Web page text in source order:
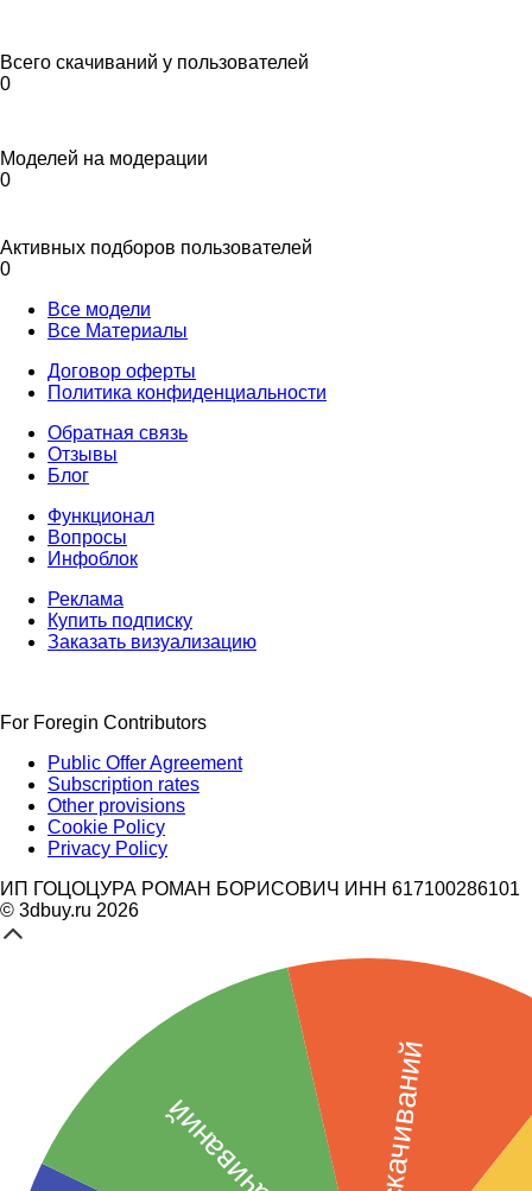
Всего скачиваний у пользователей
0
Моделей на модерации
0
Активных подборов пользователей
0
Все модели
Все Материалы
Договор оферты
Политика конфиденциальности
Обратная связь
Отзывы
Блог
Функционал
Вопросы
Инфоблок
Реклама
Купить подписку
Заказать визуализацию
For Foregin Contributors
Public Offer Agreement
Subscription rates
Other provisions
Cookie Policy
Privacy Policy
ИП ГОЦОЦУРА РОМАН БОРИСОВИЧ ИНН 617100286101
© 3dbuy.ru 2026